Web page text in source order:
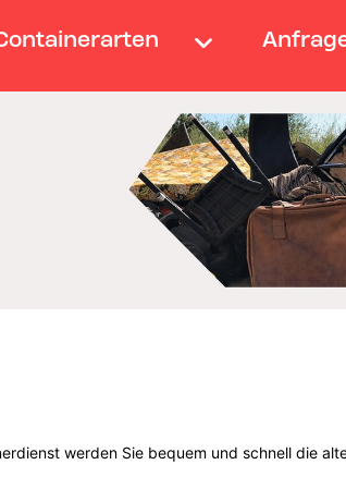
werden Sie bequem und schnell die